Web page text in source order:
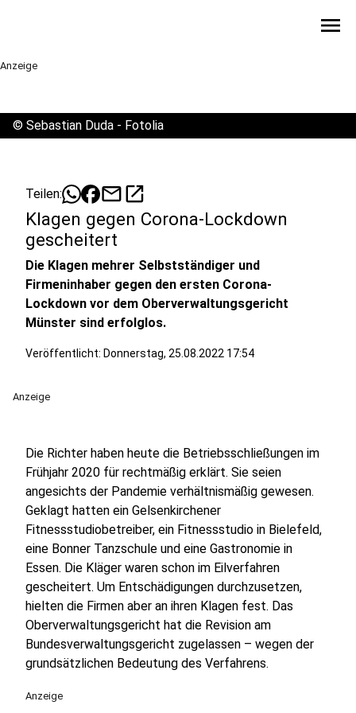
menu
Anzeige
© Sebastian Duda - Fotolia
Teilen: mailopen_in_new
Klagen gegen Corona-Lockdown
gescheitert
Die Klagen mehrer Selbstständiger und
Firmeninhaber gegen den ersten Corona-
Lockdown vor dem Oberverwaltungsgericht
Münster sind erfolglos.
Veröffentlicht: Donnerstag, 25.08.2022 17:54
Anzeige
Die Richter haben heute die Betriebsschließungen im
Frühjahr 2020 für rechtmäßig erklärt. Sie seien
angesichts der Pandemie verhältnismäßig gewesen.
Geklagt hatten ein Gelsenkirchener
Fitnessstudiobetreiber, ein Fitnessstudio in Bielefeld,
eine Bonner Tanzschule und eine Gastronomie in
Essen. Die Kläger waren schon im Eilverfahren
gescheitert. Um Entschädigungen durchzusetzen,
hielten die Firmen aber an ihren Klagen fest. Das
Oberverwaltungsgericht hat die Revision am
Bundesverwaltungsgericht zugelassen – wegen der
grundsätzlichen Bedeutung des Verfahrens.
Anzeige